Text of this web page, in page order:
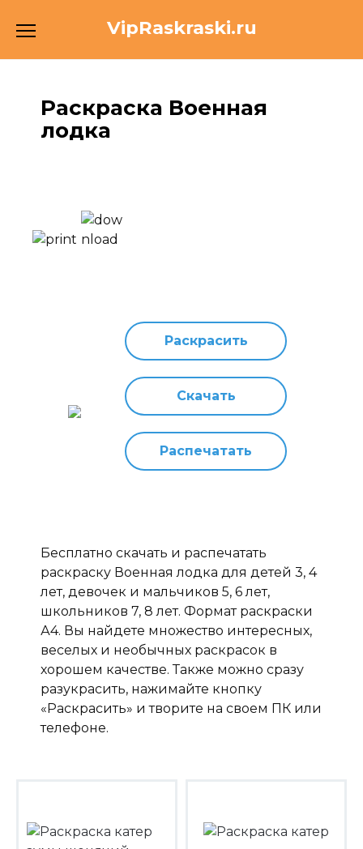
VipRaskraski.ru
Раскраска Военная
лодка
Раскрасить
Скачать
Распечатать
Бесплатно скачать и распечатать
раскраску Военная лодка для детей 3, 4
лет, девочек и мальчиков 5, 6 лет,
школьников 7, 8 лет. Формат раскраски
А4. Вы найдете множество интересных,
веселых и необычных раскрасок в
хорошем качестве. Также можно сразу
разукрасить, нажимайте кнопку
«Раскрасить» и творите на своем ПК или
телефоне.